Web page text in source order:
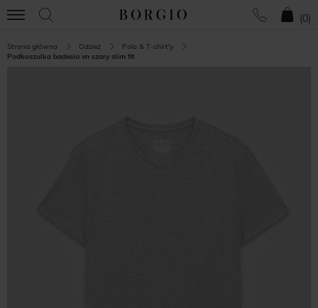
(0)
Strona główna Odzież
Polo & T-shirt'y
Podkoszulka badesia vn szary slim fit